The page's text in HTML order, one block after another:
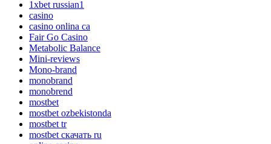
1xbet russian1
casino
casino onlina ca
Fair Go Casino
Metabolic Balance
Mini-reviews
Mono-brand
monobrand
monobrend
mostbet
mostbet ozbekistonda
mostbet tr
mostbet скачать ru